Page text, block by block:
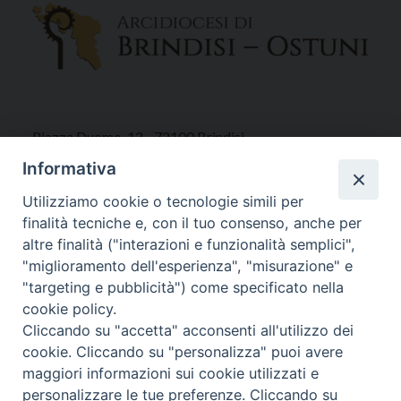
Piazza Duomo, 12 - 72100 Brindisi
Tel 0831.521958
Fax 0831.528315
Orari Curia
Mar. / Mer. / Giov. ore 9 - 13
nei mesi estivi solo Martedì ore 9 - 13
WebMail
Informativa
Utilizziamo cookie o tecnologie simili per
finalità tecniche e, con il tuo consenso, anche per
altre finalità ("interazioni e funzionalità semplici",
"miglioramento dell'esperienza", "misurazione" e
"targeting e pubblicità") come specificato nella
cookie policy.
Cliccando su "accetta" acconsenti all'utilizzo dei
cookie. Cliccando su "personalizza" puoi avere
maggiori informazioni sui cookie utilizzati e
personalizzare le tue preferenze. Cliccando su